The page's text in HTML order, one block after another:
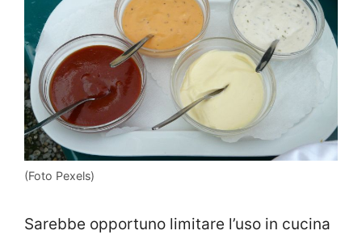
(Foto Pexels)
Sarebbe opportuno limitare l’uso in cucina